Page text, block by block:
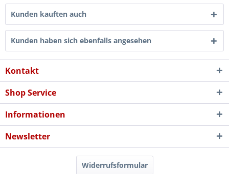
Kunden kauften auch
Kunden haben sich ebenfalls angesehen
Kontakt
Shop Service
Informationen
Newsletter
Widerrufsformular